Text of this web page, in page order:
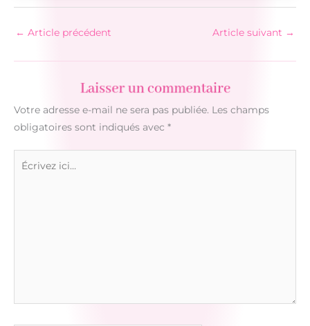
← Article précédent Article suivant →
Laisser un commentaire
Votre adresse e-mail ne sera pas publiée. Les champs
obligatoires sont indiqués avec *